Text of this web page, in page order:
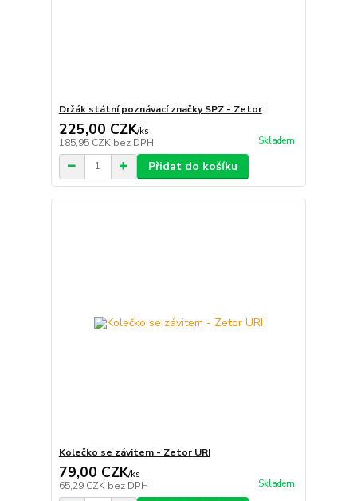
Držák státní poznávací značky SPZ - Zetor
225,00 CZK/ks
185,95 CZK bez DPH Skladem
Přidat do košíku
Kolečko se závitem - Zetor URI
79,00 CZK/ks
65,29 CZK bez DPH Skladem